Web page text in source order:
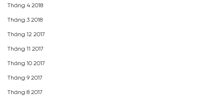
Tháng 4 2018
Tháng 3 2018
Tháng 12 2017
Tháng 11 2017
Tháng 10 2017
Tháng 9 2017
Tháng 8 2017